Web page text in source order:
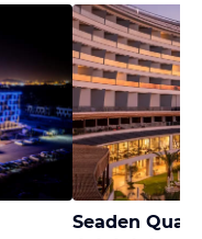
Seaden